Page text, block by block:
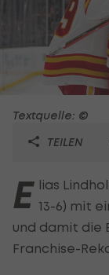
Textquelle: ©
TEILEN
E lias
13-6) mit
und damit die
Franchise-